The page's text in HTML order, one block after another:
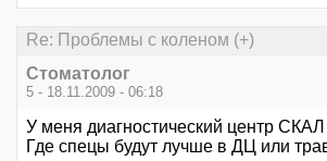
Re: Проблемы с коленом (+)
Стоматолог
5 - 18.11.2009 - 06:18
У меня диагностический центр СКАЛ
Где спецы будут лучше в ДЦ или